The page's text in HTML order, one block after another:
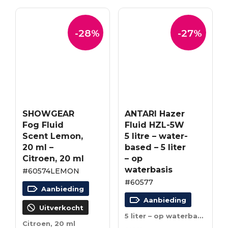
-28%
SHOWGEAR
Fog Fluid
Scent Lemon,
20 ml –
Citroen, 20 ml
#60574LEMON
Aanbieding
Uitverkocht
Citroen, 20 ml
-27%
ANTARI Hazer
Fluid HZL-5W
5 litre – water-
based – 5 liter
– op
waterbasis
#60577
Aanbieding
5 liter – op waterbasis